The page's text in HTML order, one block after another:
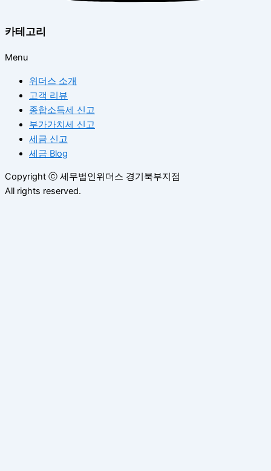
카테고리
Menu
위더스 소개
고객 리뷰
종합소득세 신고
부가가치세 신고
세금 신고
세금 Blog
Copyright ⓒ 세무법인위더스 경기북부지점
All rights reserved.